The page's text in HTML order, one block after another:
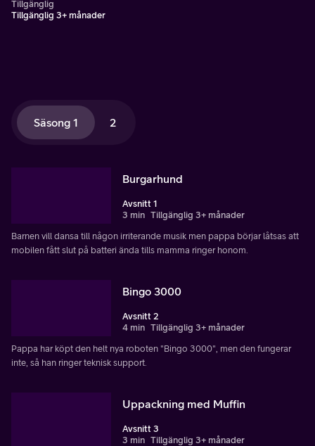
Tillgänglig
Tillgänglig 3+ månader
Säsong 1 2
Burgarhund
Avsnitt 1
3 min Tillgänglig 3+ månader
Barnen vill dansa till någon irriterande musik men pappa börjar låtsas att
mobilen fått slut på batteri ända tills mamma ringer honom.
Bingo 3000
Avsnitt 2
4 min Tillgänglig 3+ månader
Pappa har köpt den helt nya roboten "Bingo 3000", men den fungerar
inte, så han ringer teknisk support.
Uppackning med Muffin
Avsnitt 3
3 min Tillgänglig 3+ månader